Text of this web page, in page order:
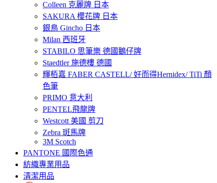
Colleen 克麗牌 日本
SAKURA 櫻花牌 日本
銀鳥 Gincho 日本
Milan 西班牙
STABILO 思筆樂 德國鵝仔牌
Staedtler 施德樓 德國
輝栢嘉 FABER CASTELL/ 好而得Hernidex/ TiTi 顏
色筆
PRIMO 意大利
PENTEL飛龍牌
Westcott 美國 剪刀
Zebra 斑馬牌
3M Scotch
PANTONE 國際色通
紡織專業用品
清潔用品